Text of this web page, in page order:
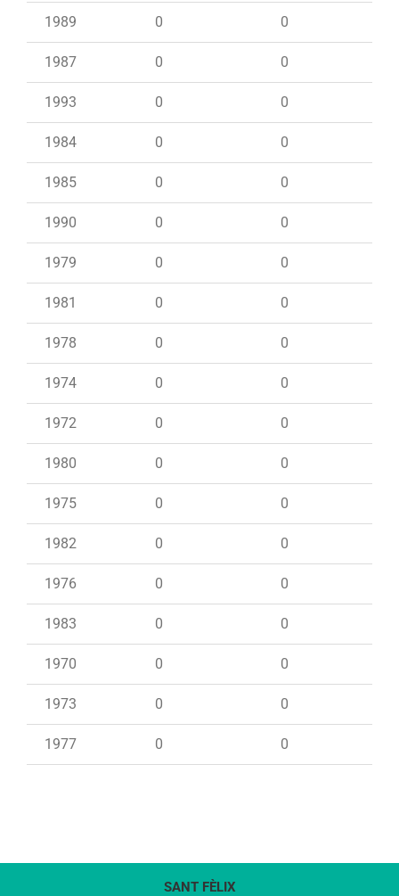
1989 0 0
1987 0 0
1993 0 0
1984 0 0
1985 0 0
1990 0 0
1979 0 0
1981 0 0
1978 0 0
1974 0 0
1972 0 0
1980 0 0
1975 0 0
1982 0 0
1976 0 0
1983 0 0
1970 0 0
1973 0 0
1977 0 0
SANT FÈLIX